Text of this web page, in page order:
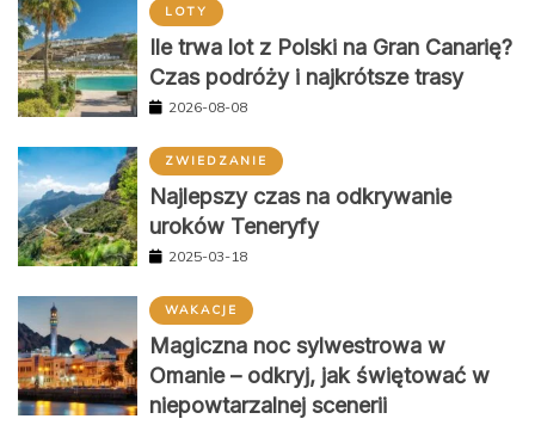
LOTY
Ile trwa lot z Polski na Gran Canarię?
Czas podróży i najkrótsze trasy
2026-08-08
ZWIEDZANIE
Najlepszy czas na odkrywanie
uroków Teneryfy
2025-03-18
WAKACJE
Magiczna noc sylwestrowa w
Omanie – odkryj, jak świętować w
niepowtarzalnej scenerii